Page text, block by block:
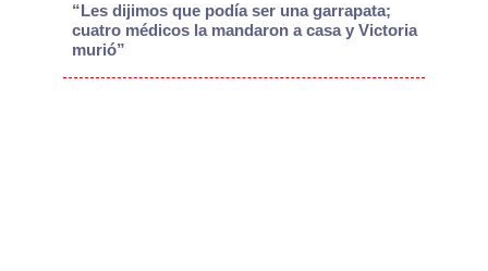
“Les dijimos que podía ser una garrapata;
cuatro médicos la mandaron a casa y Victoria
murió”